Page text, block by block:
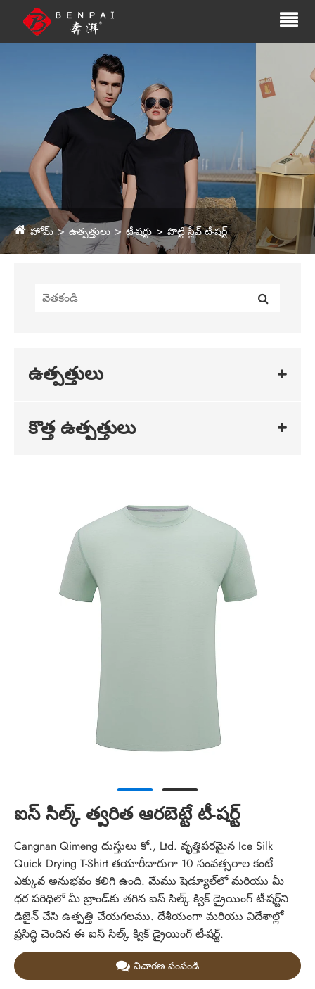
హోమ్ ఉత్పత్తులు టీ-షర్టు పొట్టి స్లీవ్ టీ-షర్ట్
ఉత్పత్తులు
కొత్త ఉత్పత్తులు
ఐస్ సిల్క్ త్వరిత ఆరబెట్టే టీ-షర్ట్
Cangnan Qimeng దుస్తులు కో., Ltd. వృత్తిపరమైన Ice Silk
Quick Drying T-Shirt తయారీదారుగా 10 సంవత్సరాల కంటే
ఎక్కువ అనుభవం కలిగి ఉంది. మేము షెడ్యూల్‌లో మరియు మీ
ధర పరిధిలో మీ బ్రాండ్‌కు తగిన ఐస్ సిల్క్ క్విక్ డ్రైయింగ్ టీ-షర్ట్‌ని
డిజైన్ చేసి ఉత్పత్తి చేయగలము. దేశీయంగా మరియు విదేశాల్లో
ప్రసిద్ధి చెందిన ఈ ఐస్ సిల్క్ క్విక్ డ్రైయింగ్ టీ-షర్ట్.
విచారణ పంపండి